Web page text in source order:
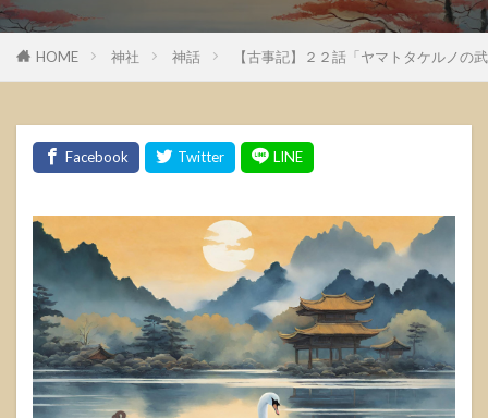
HOME 神社 神話 【古事記】２２話「ヤマトタケルノの